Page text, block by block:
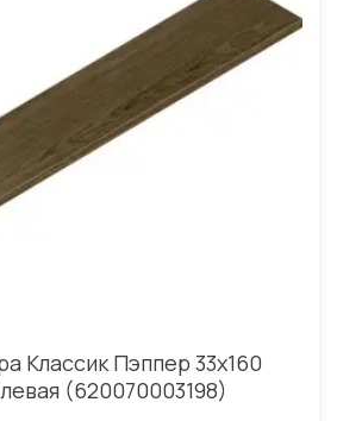
Классик Пэппер 33x160
(620070003198)